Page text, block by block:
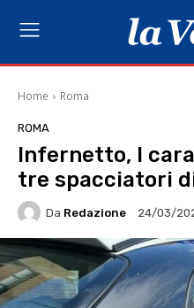
Home Roma
ROMA
Infernetto, I
tre spacciatori
Da Redazione 24/03/